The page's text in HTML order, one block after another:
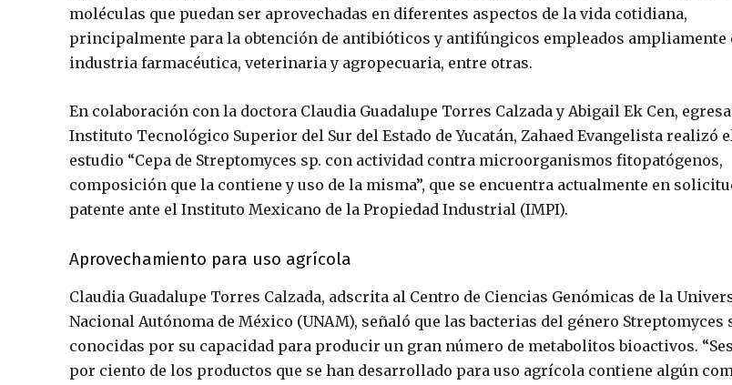
moléculas que puedan ser aprovechadas en diferentes aspectos de la vida cotidiana,
principalmente para la obtención de antibióticos y antifúngicos empleados ampliamente
industria farmacéutica, veterinaria y agropecuaria, entre otras.
En colaboración con la doctora Claudia Guadalupe Torres Calzada y Abigail Ek Cen,
Instituto Tecnológico Superior del Sur del Estado de Yucatán, Zahaed Evangelista realizó
estudio “Cepa de Streptomyces sp. con actividad contra microorganismos fitopatógenos,
composición que la contiene y uso de la misma”, que se encuentra actualmente en
patente ante el Instituto Mexicano de la Propiedad Industrial (IMPI).
Aprovechamiento para uso agrícola
Claudia Guadalupe Torres Calzada, adscrita al Centro de Ciencias Genómicas de la
Nacional Autónoma de México (UNAM), señaló que las bacterias del género Streptomyces
conocidas por su capacidad para producir un gran número de metabolitos bioactivos.
por ciento de los productos que se han desarrollado para uso agrícola contiene algún